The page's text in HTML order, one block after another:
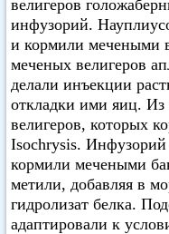
велигеров
инфузорий.
и кормили мечеными
меченых велигеров
делали инъекции
откладки ими яиц.
велигеров, которых
Isochrysis. Инфузорий
кормили мечеными
метили, добавляя в
гидролизат белка.
адаптировали к